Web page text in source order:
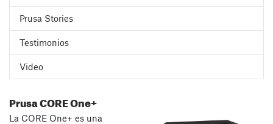
Prusa Stories
Testimonios
Video
Prusa CORE One+
La CORE One+ es una